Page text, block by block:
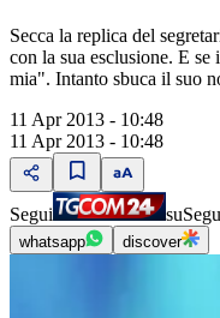
Secca la replica del
con la sua esclusione. E
mia". Intanto sbuca il suo
11 Apr 2013 - 10:48
11 Apr 2013 - 10:48
Segui su
whatsapp discover